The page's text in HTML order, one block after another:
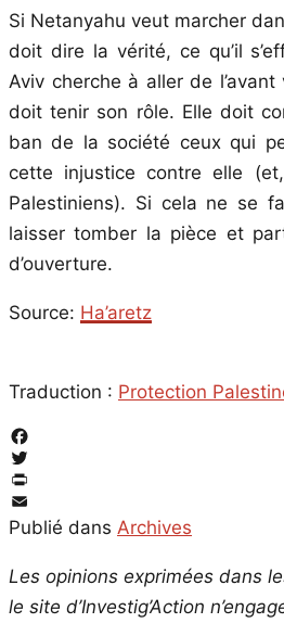
Si Netanyahu veut marcher
doit dire la vérité, ce qu’il
Aviv cherche à aller de
doit tenir son rôle. Elle doit
ban de la société ceux qui
cette injustice contre elle
Palestiniens). Si cela ne se
laisser tomber la pièce et
d’ouverture.
Source: Ha’aretz
Traduction : Protection
Facebook
Twitter
PrintFriendly
Email
Publié dans Archives
Les opinions exprimées dans
le site d’Investig’Action